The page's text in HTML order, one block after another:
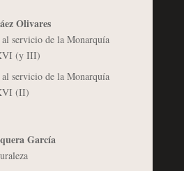
Olivares
servicio de la Monarquía
(y III)
servicio de la Monarquía
(II)
García